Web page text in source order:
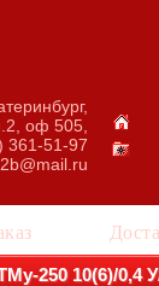
оф 505,
361-51-97
250 10(6)/0,4